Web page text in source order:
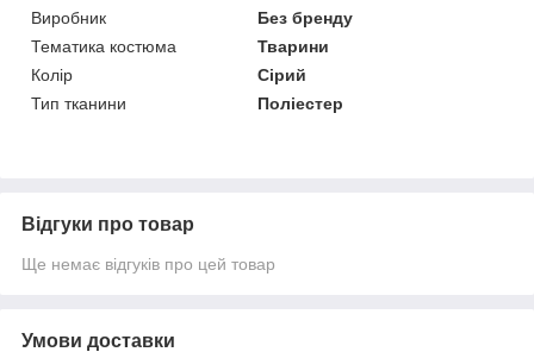
Виробник
Без бренду
Тематика костюма
Тварини
Колір
Сірий
Тип тканини
Поліестер
Відгуки про товар
Ще немає відгуків про цей товар
Умови доставки